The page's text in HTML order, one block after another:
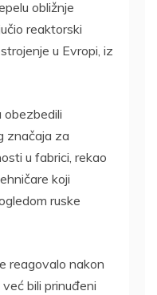
obližnje
reaktorski
u Evropi, iz
obezbedili
značaja za
u fabrici, rekao
koji
ruske
reagovalo nakon
bili prinuđeni